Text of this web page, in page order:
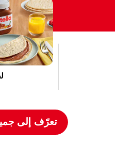
تعرّف إلى